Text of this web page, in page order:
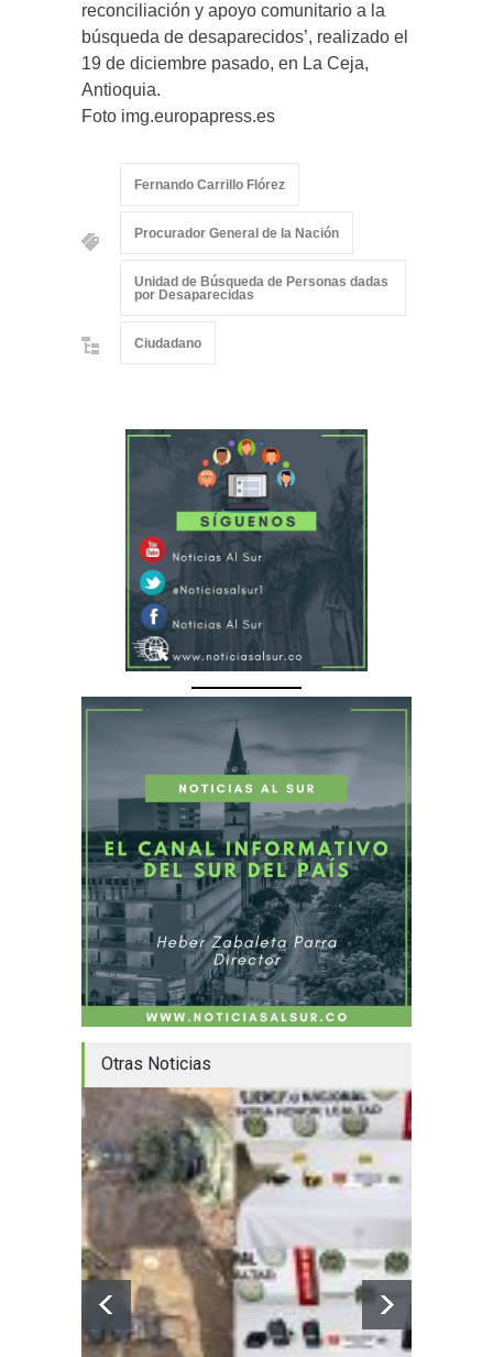
reconciliación y apoyo comunitario a la
búsqueda de desaparecidos’, realizado el
19 de diciembre pasado, en La Ceja,
Antioquia.
Foto img.europapress.es
Fernando Carrillo Flórez
Procurador General de la Nación
Unidad de Búsqueda de Personas dadas
por Desaparecidas
Ciudadano
Otras Noticias